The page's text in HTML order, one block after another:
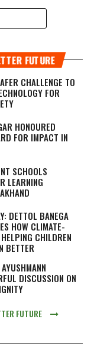
FUTURE
CHALLENGE TO
FOR
HONOURED
FOR IMPACT IN
SCHOOLS
LEARNING
DETTOL BANEGA
HOW CLIMATE-
CHILDREN
BETTER
DISCUSSION ON
FUTURE